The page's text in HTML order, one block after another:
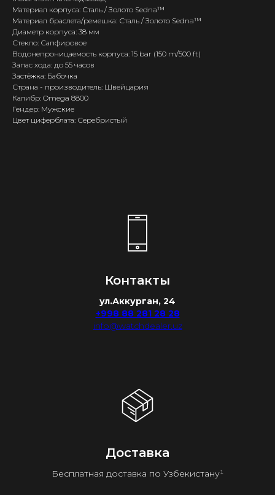
Материал корпуса: Сталь / Золото Sedna™
Материал браслета/ремешка: Сталь / Золото Sedna™
Диаметр корпуса: 38 мм
Стекло: Сапфировое
Водонепроницаемость корпуса: 15 bar (150 m/500 ft)
Запас хода: до 55 часов
Застёжка: Бабочка
Страна - производитель: Швейцария
Калибр: Omega 8800
Гендер: Мужские
Цвет циферблата: Серебристый
Контакты
ул.Аккурган, 24
+998 88 281 28 28
info@watchdealer.uz
Доставка
Бесплатная доставка по Узбекистану¹